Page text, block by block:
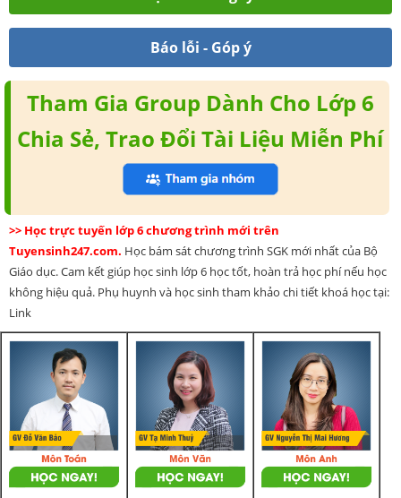
Báo lỗi - Góp ý
Tham Gia Group Dành Cho Lớp 6
Chia Sẻ, Trao Đổi Tài Liệu Miễn Phí
>> Học trực tuyến lớp 6 chương trình mới trên
Tuyensinh247.com. Học bám sát chương trình SGK mới nhất của Bộ
Giáo dục. Cam kết giúp học sinh lớp 6 học tốt, hoàn trả học phí nếu học
không hiệu quả. Phụ huynh và học sinh tham khảo chi tiết khoá học tại:
Link